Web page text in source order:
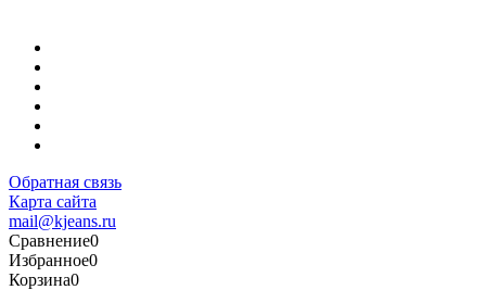
Обратная связь
Карта сайта
mail@kjeans.ru
Сравнение0
Избранное0
Корзина0